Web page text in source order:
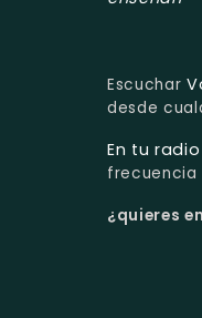
Escuchar
desde
En tu radio
frecuencia
¿quieres